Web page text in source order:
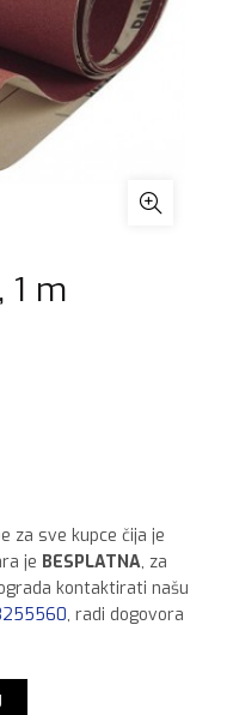
1 m
za sve kupce čija je
je BESPLATNA, za
kontaktirati našu
, radi dogovora